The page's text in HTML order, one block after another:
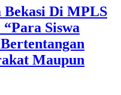
Di MPLS
Siswa
Maupun